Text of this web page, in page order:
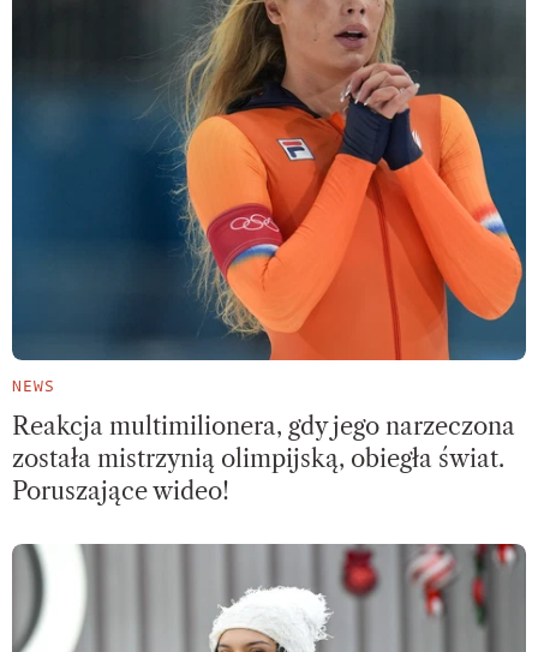
NEWS
Reakcja multimilionera, gdy jego narzeczona
została mistrzynią olimpijską, obiegła świat.
Poruszające wideo!